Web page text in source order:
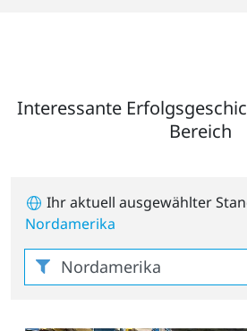
Interessante
Bereich
Ihr aktuell ausgewählter
Nordamerika